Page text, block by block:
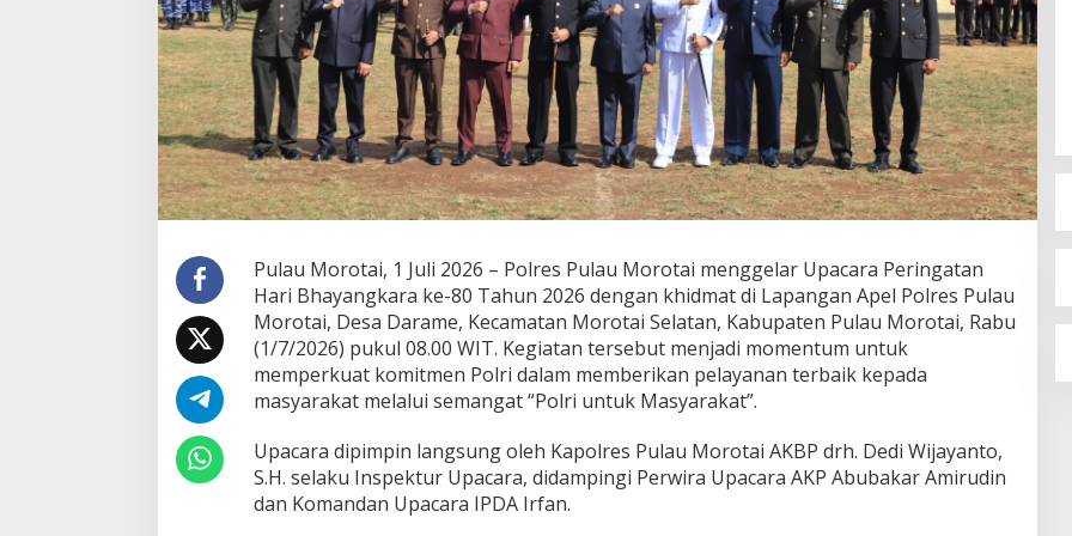
,
P
o
l
r
e
s
P
u
a
u
M
o
r
o
a
G
e
l
a
Pulau Morotai, 1 Juli 2026 – Polres Pulau Morotai menggelar Upacara Peringatan
Hari Bhayangkara ke-80 Tahun 2026 dengan khidmat di Lapangan Apel Polres Pulau
Morotai, Desa Darame, Kecamatan Morotai Selatan, Kabupaten Pulau Morotai, Rabu
(1/7/2026) pukul 08.00 WIT. Kegiatan tersebut menjadi momentum untuk
memperkuat komitmen Polri dalam memberikan pelayanan terbaik kepada
masyarakat melalui semangat “Polri untuk Masyarakat”.
Upacara dipimpin langsung oleh Kapolres Pulau Morotai AKBP drh. Dedi Wijayanto,
S.H. selaku Inspektur Upacara, didampingi Perwira Upacara AKP Abubakar Amirudin
dan Komandan Upacara IPDA Irfan.